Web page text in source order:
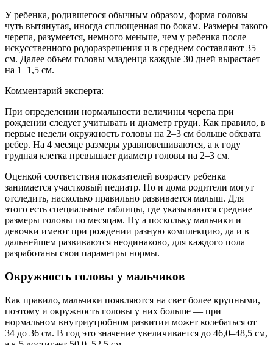
У ребенка, родившегося обычным образом, форма головы
чуть вытянутая, иногда сплющенная по бокам. Размеры такого
черепа, разумеется, немного меньше, чем у ребенка после
искусственного родоразрешения и в среднем составляют 35
см. Далее объем головы младенца каждые 30 дней вырастает
на 1–1,5 см.
Комментарий эксперта:
При определении нормальности величины черепа при
рождении следует учитывать и диаметр груди. Как правило, в
первые недели окружность головы на 2–3 см больше обхвата
ребер. На 4 месяце размеры уравновешиваются, а к году
грудная клетка превышает диаметр головы на 2–3 см.
Оценкой соответствия показателей возрасту ребенка
занимается участковый педиатр. Но и дома родители могут
отследить, насколько правильно развивается малыш. Для
этого есть специальные таблицы, где указываются средние
размеры головы по месяцам. Ну а поскольку мальчики и
девочки имеют при рождении разную комплекцию, да и в
дальнейшем развиваются неодинаково, для каждого пола
разработаны свои параметры нормы.
Окружность головы у мальчиков
Как правило, мальчики появляются на свет более крупными,
поэтому и окружность головы у них больше — при
нормальном внутриутробном развитии может колебаться от
34 до 36 см. В год это значение увеличивается до 46,0–48,5 см,